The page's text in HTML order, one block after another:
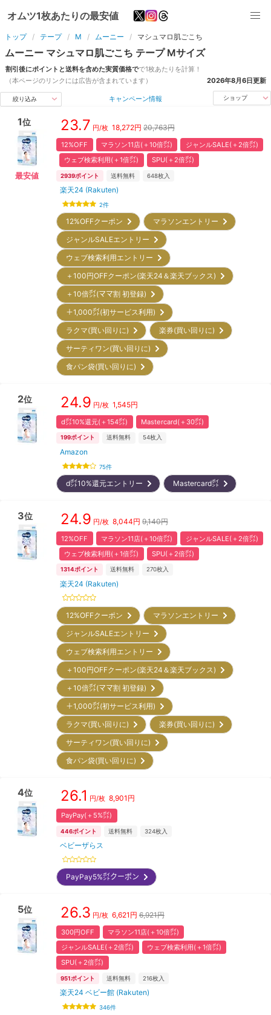
オムツ1枚あたりの最安値
トップ テープ M ムーニー マシュマロ肌ごこち
ムーニー マシュマロ肌ごこち テープ Mサイズ
割引後にポイントと送料を含めた実質価格でで1枚あたりを計算！
（本ページのリンクには広告が含まれています）
2026年8月6日更新
絞り込み キャンペーン情報 ショップ
1位
最安値
23.7 円/枚 18,272円 20,763円
12%OFF マラソン11店(＋10倍㌽)
ジャンルSALE(＋2倍㌽)
ウェブ検索利用(＋1倍㌽)
SPU(＋2倍㌽)
2939ポイント 送料無料 648枚入
楽天24 (Rakuten)
2件
12%OFFクーポン
マラソンエントリー
ジャンルSALEエントリー
ウェブ検索利用エントリー
＋100円OFFクーポン(楽天24＆楽天ブックス)
＋10倍㌽(ママ割 初登録)
＋1,000㌽(初サービス利用)
ラクマ(買い回りに)
楽券(買い回りに)
サーティワン(買い回りに)
食パン袋(買い回りに)
2位 24.9 円/枚 1,545円
d㌽10%還元(＋154㌽) Mastercard(＋30㌽)
199ポイント 送料無料 54枚入
Amazon
75件
d㌽10%還元エントリー Mastercard㌽
3位 24.9 円/枚 8,044円 9,140円
12%OFF マラソン11店(＋10倍㌽)
ジャンルSALE(＋2倍㌽)
ウェブ検索利用(＋1倍㌽)
SPU(＋2倍㌽)
1314ポイント 送料無料 270枚入
楽天24 (Rakuten)
12%OFFクーポン
マラソンエントリー
ジャンルSALEエントリー
ウェブ検索利用エントリー
＋100円OFFクーポン(楽天24＆楽天ブックス)
＋10倍㌽(ママ割 初登録)
＋1,000㌽(初サービス利用)
ラクマ(買い回りに)
楽券(買い回りに)
サーティワン(買い回りに)
食パン袋(買い回りに)
4位 26.1 円/枚 8,901 円
PayPay(＋5%㌽)
446ポイント 送料無料 324枚入
ベビーザらス
PayPay5%㌽クーポン
5位 26.3 円/枚 6,621 円 6,921円
300円OFF
マラソン11店(＋10倍㌽)
ジャンルSALE(＋2倍㌽)
ウェブ検索利用(＋1倍㌽)
SPU(＋2倍㌽)
951ポイント 送料無料 216枚入
楽天24 ベビー館 (Rakuten)
346件